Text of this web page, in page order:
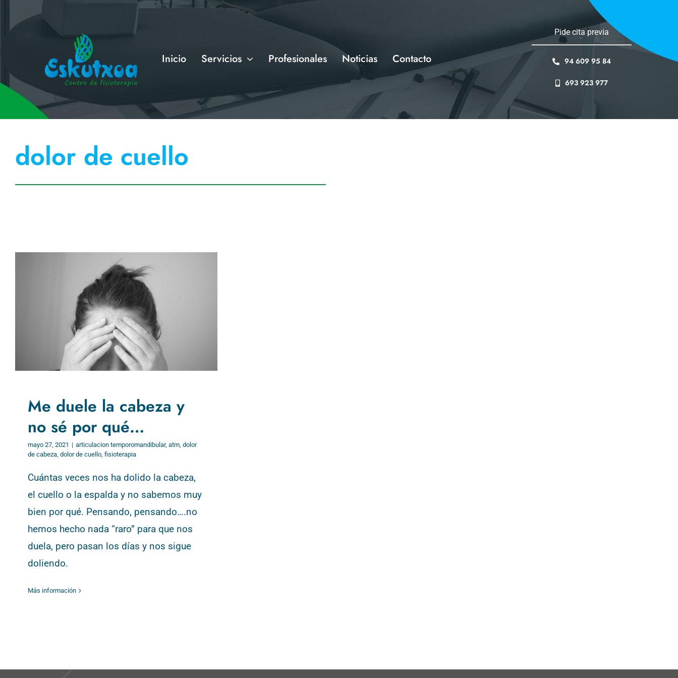
Inicio Servicios Profesionales Noticias Contacto
Pide cita previa
94 609 95 84
693 923 977
dolor de cuello
Me duele la cabeza y
no sé por qué…
mayo 27, 2021 | articulacion temporomandibular, atm, dolor
de cabeza, dolor de cuello, fisioterapia
Cuántas veces nos ha dolido la cabeza,
el cuello o la espalda y no sabemos muy
bien por qué. Pensando, pensando….no
hemos hecho nada “raro” para que nos
duela, pero pasan los días y nos sigue
doliendo.
Más información